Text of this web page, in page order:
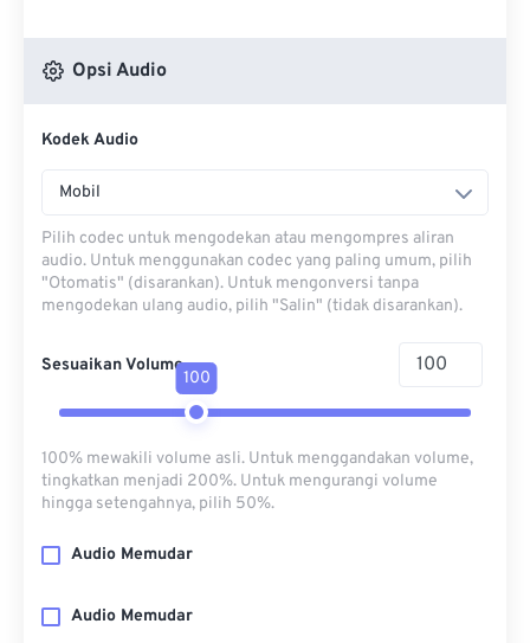
Opsi Audio
Kodek Audio
Mobil
Pilih codec untuk mengodekan atau mengompres aliran
audio. Untuk menggunakan codec yang paling umum, pilih
"Otomatis" (disarankan). Untuk mengonversi tanpa
mengodekan ulang audio, pilih "Salin" (tidak disarankan).
Sesuaikan Volume
100
100% mewakili volume asli. Untuk menggandakan volume,
tingkatkan menjadi 200%. Untuk mengurangi volume
hingga setengahnya, pilih 50%.
Audio Memudar
Audio Memudar